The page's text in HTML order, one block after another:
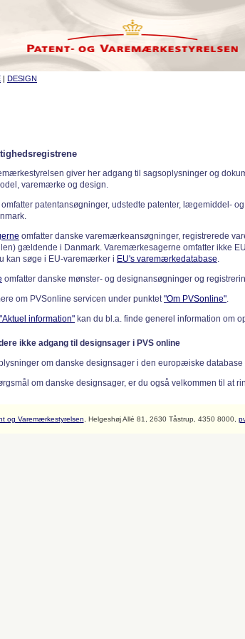
| DESIGN
giver her adgang til sagsoplysninger og
varemærke og design.
omfatter patentansøgninger, udstedte patenter, lægemiddel-
omfatter danske varemærkeansøgninger, registrerede
gældende i Danmark. Varemærkesagerne omfatter ikke
kan søge i EU-varemærker i EU's varemærkedatabase.
omfatter danske mønster- og designansøgninger og
om PVSonline servicen under punktet"Om PVSonline".
"Aktuel information" kan du bl.a. finde generel information om
ikke adgang til designsager i PVS online
om danske designsager i den europæiske
om danske designsager, er du også velkommen til at
og Varemærkestyrelsen , Helgeshøj Allé 81, 2630 Tåstrup, 4350 8000,